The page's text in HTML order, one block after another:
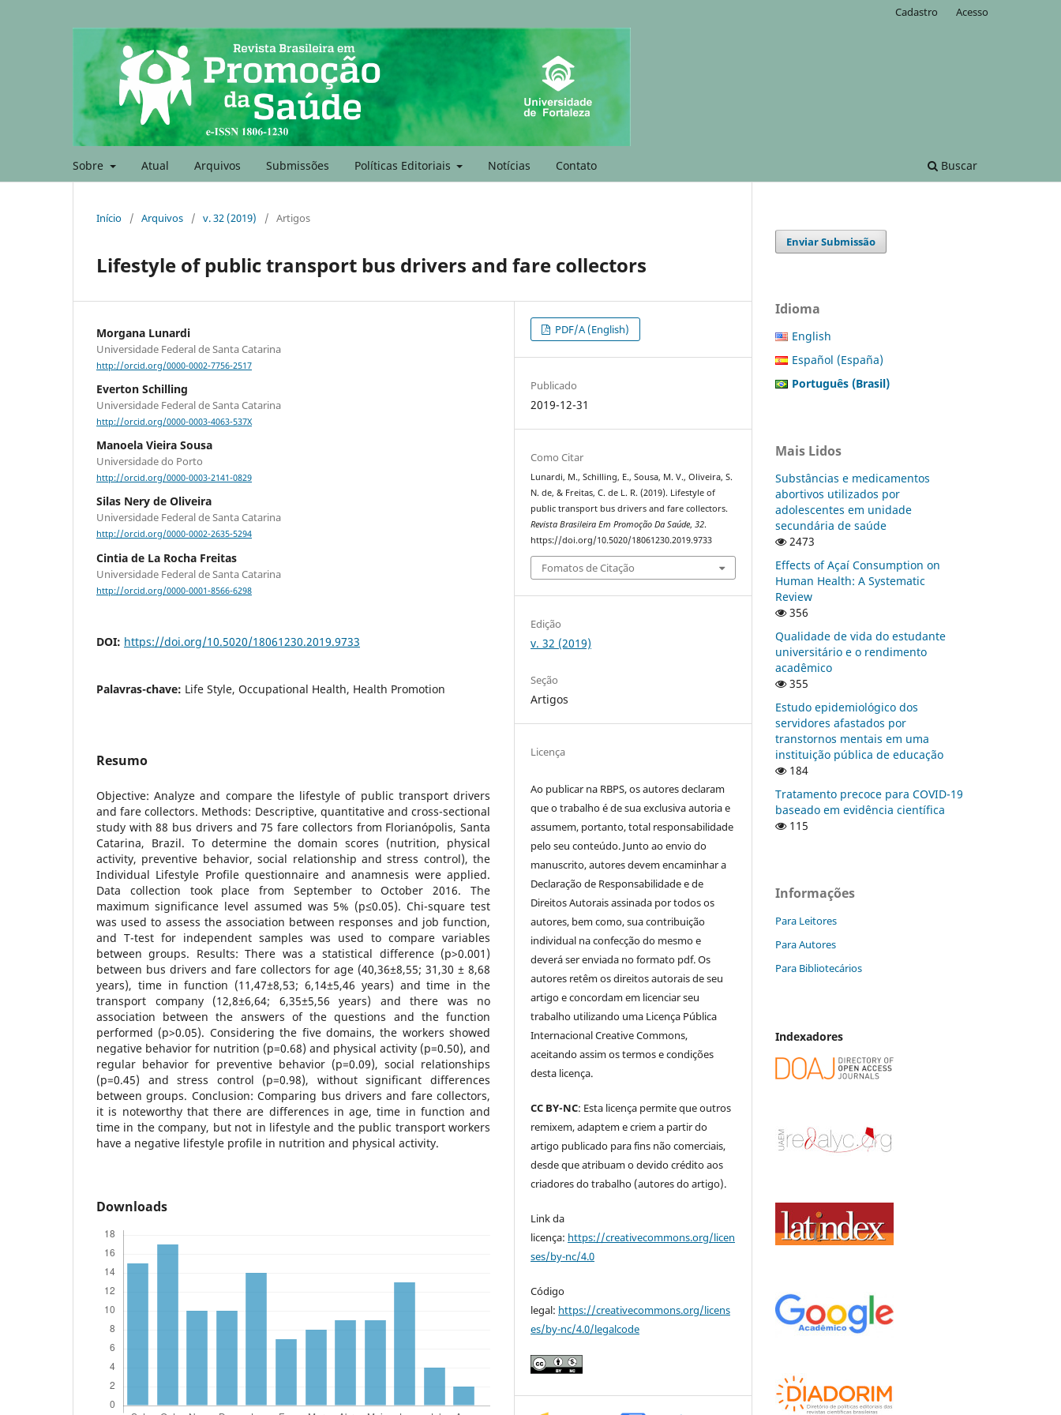
Sobre Atual Arquivos Submissões Políticas Editoriais Notícias Contato Buscar
Cadastro Acesso
Início / Arquivos / v. 32 (2019) / Artigos
Lifestyle of public transport bus drivers and fare collectors
Morgana Lunardi
Universidade Federal de Santa Catarina
http://orcid.org/0000-0002-7756-2517
Everton Schilling
Universidade Federal de Santa Catarina
http://orcid.org/0000-0003-4063-537X
Manoela Vieira Sousa
Universidade do Porto
http://orcid.org/0000-0003-2141-0829
Silas Nery de Oliveira
Universidade Federal de Santa Catarina
http://orcid.org/0000-0002-2635-5294
Cintia de La Rocha Freitas
Universidade Federal de Santa Catarina
http://orcid.org/0000-0001-8566-6298
DOI: https://doi.org/10.5020/18061230.2019.9733
Palavras-chave: Life Style, Occupational Health, Health Promotion
Resumo
Objective: Analyze and compare the lifestyle of public transport drivers
and fare collectors. Methods: Descriptive, quantitative and cross-sectional
study with 88 bus drivers and 75 fare collectors from Florianópolis, Santa
Catarina, Brazil. To determine the domain scores (nutrition, physical
activity, preventive behavior, social relationship and stress control), the
Individual Lifestyle Profile questionnaire and anamnesis were applied.
Data collection took place from September to October 2016. The
maximum significance level assumed was 5% (p≤0.05). Chi-square test
was used to assess the association between responses and job function,
and T-test for independent samples was used to compare variables
between groups. Results: There was a statistical difference (p>0.001)
between bus drivers and fare collectors for age (40,36±8,55; 31,30 ± 8,68
years), time in function (11,47±8,53; 6,14±5,46 years) and time in the
transport company (12,8±6,64; 6,35±5,56 years) and there was no
association between the answers of the questions and the function
performed (p>0.05). Considering the five domains, the workers showed
negative behavior for nutrition (p=0.68) and physical activity (p=0.50), and
regular behavior for preventive behavior (p=0.09), social relationships
(p=0.45) and stress control (p=0.98), without significant differences
between groups. Conclusion: Comparing bus drivers and fare collectors,
it is noteworthy that there are differences in age, time in function and
time in the company, but not in lifestyle and the public transport workers
have a negative lifestyle profile in nutrition and physical activity.
Downloads
PDF/A (English)
Publicado
2019-12-31
Como Citar
Lunardi, M., Schilling, E., Sousa, M. V., Oliveira, S.
N. de, & Freitas, C. de L. R. (2019). Lifestyle of
public transport bus drivers and fare collectors.
Revista Brasileira Em Promoção Da Saúde,32.
https://doi.org/10.5020/18061230.2019.9733
Fomatos de Citação
Edição
v. 32 (2019)
Seção
Artigos
Licença
Ao publicar na RBPS, os autores declaram
que o trabalho é de sua exclusiva autoria e
assumem, portanto, total responsabilidade
pelo seu conteúdo. Junto ao envio do
manuscrito, autores devem encaminhar a
Declaração de Responsabilidade e de
Direitos Autorais assinada por todos os
autores, bem como, sua contribuição
individual na confecção do mesmo e
deverá ser enviada no formato pdf. Os
autores retêm os direitos autorais de seu
artigo e concordam em licenciar seu
trabalho utilizando uma Licença Pública
Internacional Creative Commons,
aceitando assim os termos e condições
desta licença.
CC BY-NC: Esta licença permite que outros
remixem, adaptem e criem a partir do
artigo publicado para fins não comerciais,
desde que atribuam o devido crédito aos
criadores do trabalho (autores do artigo).
Link da
licença: https://creativecommons.org/licen
ses/by-nc/4.0
Código
legal: https://creativecommons.org/licens
es/by-nc/4.0/legalcode
Enviar Submissão
Idioma
English
Español (España)
Português (Brasil)
Mais Lidos
Substâncias e medicamentos
abortivos utilizados por
adolescentes em unidade
secundária de saúde
2473
Effects of Açaí Consumption on
Human Health: A Systematic
Review
356
Qualidade de vida do estudante
universitário e o rendimento
acadêmico
355
Estudo epidemiológico dos
servidores afastados por
transtornos mentais em uma
instituição pública de educação
184
Tratamento precoce para COVID-19
baseado em evidência científica
115
Informações
Para Leitores
Para Autores
Para Bibliotecários
Indexadores